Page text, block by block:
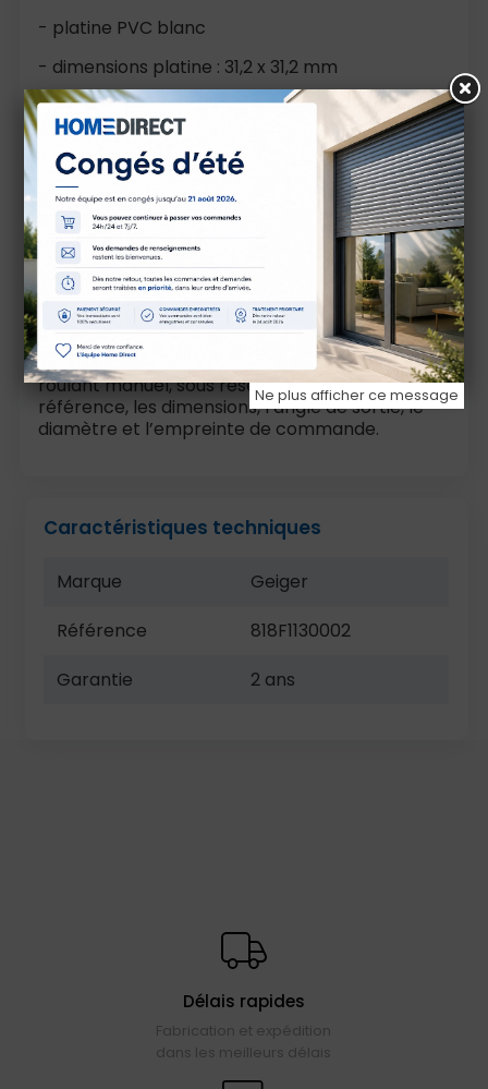
- platine PVC blanc
- dimensions platine : 31,2 x 31,2 mm
- 3 trous de fixation diamètre 4,2 mm
- genouillère en aluminium anodisé naturel
- diamètre genouillère : 12 mm
- sortie femelle avec vis
- empreinte Hexa 7
- longueur : 170 mm
Cette sortie mini bloc-guide est adaptée au
remplacement d’une pièce existante sur volet
roulant manuel, sous réserve de vérifier la
référence, les dimensions, l’angle de sortie, le
diamètre et l’empreinte de commande.
Caractéristiques techniques
Marque
Geiger
Référence
818F1130002
Garantie
2 ans
Délais rapides
Fabrication et expédition
dans les meilleurs délais
Ne plus afficher ce message